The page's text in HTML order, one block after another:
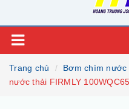
Trang chủ Bơm chìm nước
nước thải FIRMLY